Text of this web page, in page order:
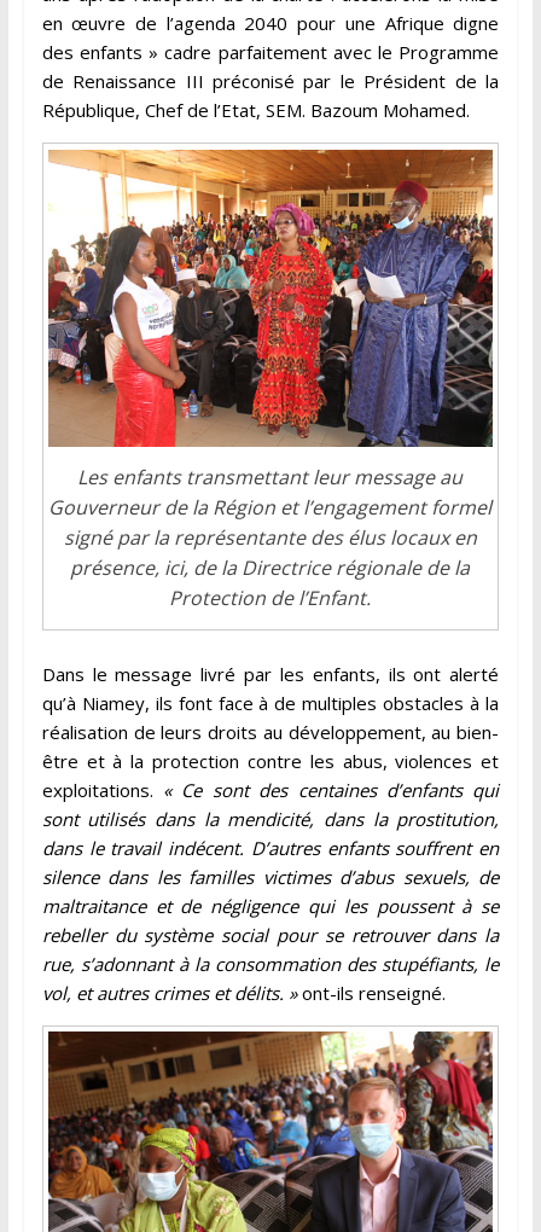
en œuvre de l’agenda 2040 pour une Afrique digne
des enfants » cadre parfaitement avec le Programme
de Renaissance III préconisé par le Président de la
République, Chef de l’Etat, SEM. Bazoum Mohamed.
Les enfants transmettant leur message au
Gouverneur de la Région et l’engagement formel
signé par la représentante des élus locaux en
présence, ici, de la Directrice régionale de la
Protection de l’Enfant.
Dans le message livré par les enfants, ils ont alerté
qu’à Niamey, ils font face à de multiples obstacles à la
réalisation de leurs droits au développement, au bien-
être et à la protection contre les abus, violences et
exploitations. « Ce sont des centaines d’enfants qui
sont utilisés dans la mendicité, dans la prostitution,
dans le travail indécent. D’autres enfants souffrent en
silence dans les familles victimes d’abus sexuels, de
maltraitance et de négligence qui les poussent à se
rebeller du système social pour se retrouver dans la
rue, s’adonnant à la consommation des stupéfiants, le
vol, et autres crimes et délits. »ont-ils renseigné.